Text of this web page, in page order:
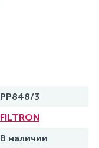
PP848/3
FILTRON
В наличии